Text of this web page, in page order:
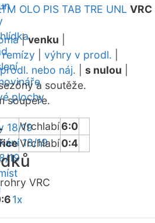
plochy
18/19
18/19
19
OLO PIS TAB TRE UNL VRC
|venku
remízy výhry v prodl.
prodl. nebo náj. s nulou
a soutěže.
soupeře.
Vrchlabí6:0
Vrchlabí0:4
VRC
1x